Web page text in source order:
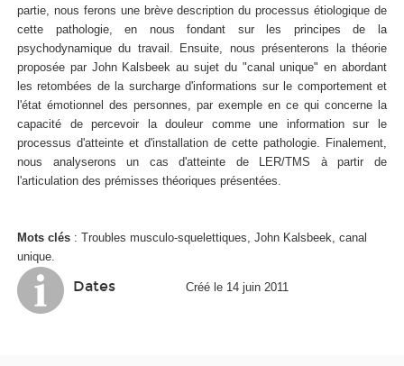
partie, nous ferons une brève description du processus étiologique de
cette pathologie, en nous fondant sur les principes de la
psychodynamique du travail. Ensuite, nous présenterons la théorie
proposée par John Kalsbeek au sujet du "canal unique" en abordant
les retombées de la surcharge d'informations sur le comportement et
l'état émotionnel des personnes, par exemple en ce qui concerne la
capacité de percevoir la douleur comme une information sur le
processus d'atteinte et d'installation de cette pathologie. Finalement,
nous analyserons un cas d'atteinte de LER/TMS à partir de
l'articulation des prémisses théoriques présentées.
Mots clés : Troubles musculo-squelettiques, John Kalsbeek, canal
unique.
Dates Créé le 14 juin 2011